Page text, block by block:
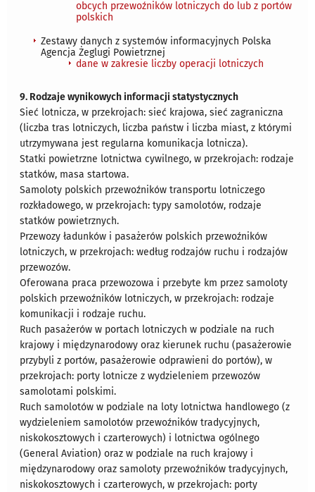
obcych przewoźników lotniczych do lub z portów
polskich
Zestawy danych z systemów informacyjnych Polska
Agencja Żeglugi Powietrznej
dane w zakresie liczby operacji lotniczych
9. Rodzaje wynikowych informacji statystycznych
Sieć lotnicza, w przekrojach: sieć krajowa, sieć zagraniczna
(liczba tras lotniczych, liczba państw i liczba miast, z którymi
utrzymywana jest regularna komunikacja lotnicza).
Statki powietrzne lotnictwa cywilnego, w przekrojach: rodzaje
statków, masa startowa.
Samoloty polskich przewoźników transportu lotniczego
rozkładowego, w przekrojach: typy samolotów, rodzaje
statków powietrznych.
Przewozy ładunków i pasażerów polskich przewoźników
lotniczych, w przekrojach: według rodzajów ruchu i rodzajów
przewozów.
Oferowana praca przewozowa i przebyte km przez samoloty
polskich przewoźników lotniczych, w przekrojach: rodzaje
komunikacji i rodzaje ruchu.
Ruch pasażerów w portach lotniczych w podziale na ruch
krajowy i międzynarodowy oraz kierunek ruchu (pasażerowie
przybyli z portów, pasażerowie odprawieni do portów), w
przekrojach: porty lotnicze z wydzieleniem przewozów
samolotami polskimi.
Ruch samolotów w podziale na loty lotnictwa handlowego (z
wydzieleniem samolotów przewoźników tradycyjnych,
niskokosztowych i czarterowych) i lotnictwa ogólnego
(General Aviation) oraz w podziale na ruch krajowy i
międzynarodowy oraz samoloty przewoźników tradycyjnych,
niskokosztowych i czarterowych, w przekrojach: porty